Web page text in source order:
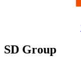
SD Group